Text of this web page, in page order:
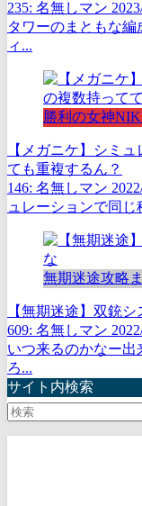
235: 名無しマン
タワーのまともな
ィ...
勝利の女神
【メガニケ】シミ
ても重複するん？
146: 名無しマン
ュレーションで同
無期迷途攻略
【無期迷途】双銃
609: 名無しマン
いつ来るのかなー出
ろ...
サイト内検索